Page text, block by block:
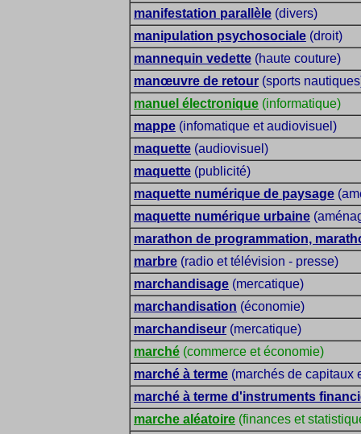
manifestation parallèle (divers)
manipulation psychosociale (droit)
mannequin vedette (haute couture)
manœuvre de retour (sports
manuel électronique (informatique)
mappe (infomatique et audiovisuel)
maquette (audiovisuel)
maquette (publicité)
maquette numérique de paysage
maquette numérique urbaine
marathon de programmation,
marbre (radio et télévision - presse)
marchandisage (mercatique)
marchandisation (économie)
marchandiseur (mercatique)
marché (commerce et économie)
marché à terme (marchés de capitaux
marché à terme d'instruments
marche aléatoire (finances et